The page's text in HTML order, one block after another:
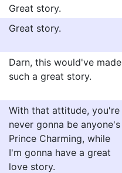
Great story.
Great story.
Darn, this would've made
such a great story.
With that attitude, you're
never gonna be anyone's
Prince Charming, while
I'm gonna have a great
love story.